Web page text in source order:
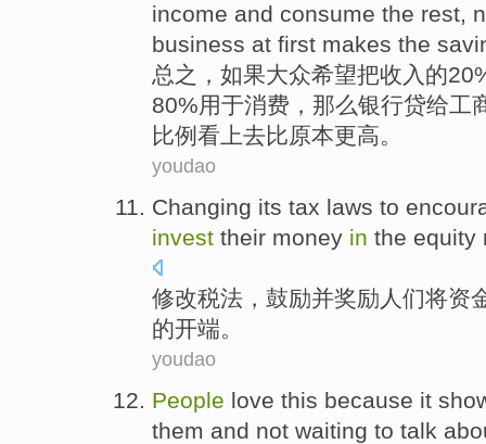
income and consume the rest,
business at first makes the
总之 ， 如果大众希望把收入 的
80%用于消费 ，那么银行贷给工
比例 看上去比原本更高。
youdao
Changing its tax laws to
invest their money in the equity
修改税法 ， 鼓励并奖励 人们将资
的开端。
youdao
People love this because it
them and not waiting to talk